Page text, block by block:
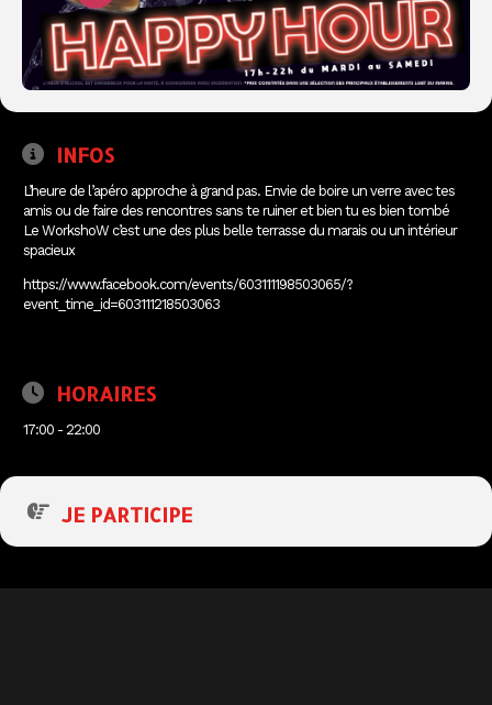
INFOS
L’heure de l’apéro approche à grand pas. Envie de boire un verre avec tes
amis ou de faire des rencontres sans te ruiner et bien tu es bien tombé
Le WorkshoW c’est une des plus belle terrasse du marais ou un intérieur
spacieux
https://www.facebook.com/events/603111198503065/?
event_time_id=603111218503063
HORAIRES
17:00 - 22:00
JE PARTICIPE